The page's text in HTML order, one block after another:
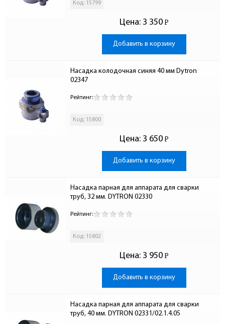
Код: 15799
Цена: 3 350 Р
-
Добавить в корзину
Насадка колодочная синяя 40 мм Dytron
02347
Рейтинг:
Код: 15800
Цена: 3 650 Р
-
Добавить в корзину
Насадка парная для аппарата для сварки
труб, 32 мм. DYTRON 02330
Рейтинг:
Код: 15802
Цена: 3 950 Р
-
Добавить в корзину
Насадка парная для аппарата для сварки
труб, 40 мм. DYTRON 02331/02.1.4.05